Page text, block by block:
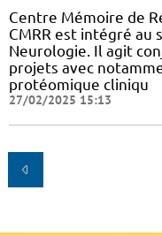
Centre Mémoire de
CMRR est intégré au
Neurologie. Il agit
projets avec
protéomique cliniqu
27/02/2025 15:13